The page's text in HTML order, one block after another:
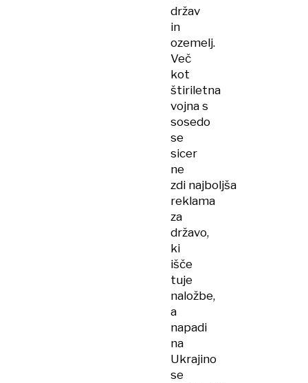
držav
in
ozemelj.
Več
kot
štiriletna
vojna s
sosedo
se
sicer
ne
zdi najboljša
reklama
za
državo,
ki
išče
tuje
naložbe,
a
napadi
na
Ukrajino
se